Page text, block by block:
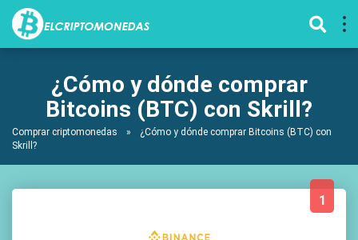
¿Cómo y dónde comprar
Bitcoins (BTC) con Skrill?
Comprar criptomonedas »
¿Cómo y dónde comprar Bitcoins (BTC) con
Skrill?
1